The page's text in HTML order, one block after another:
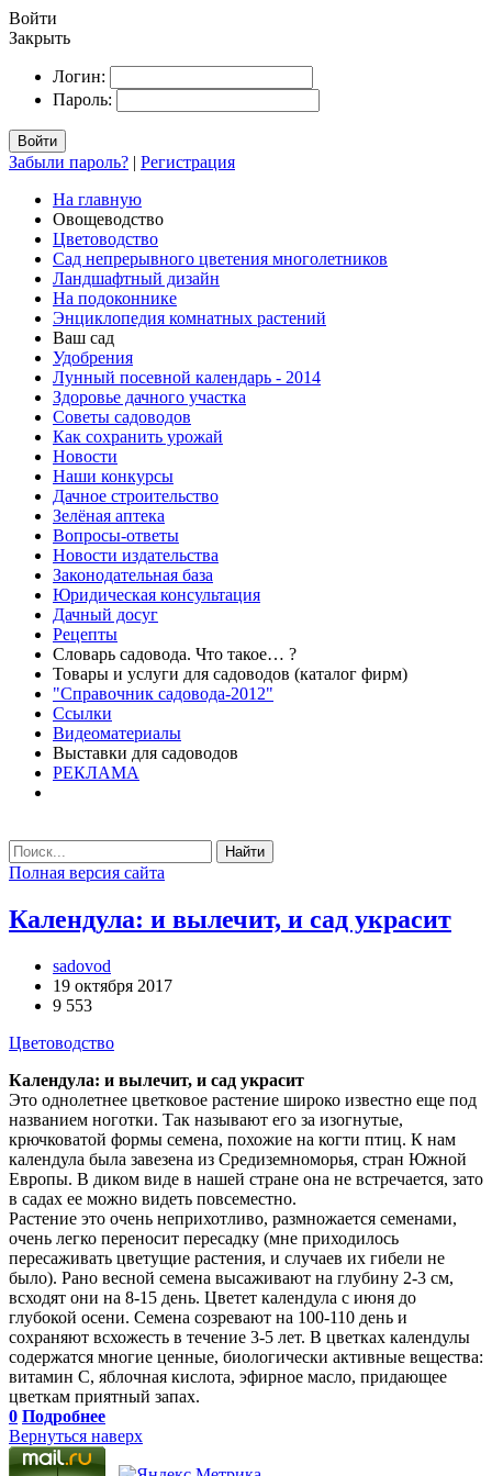
Войти
Закрыть
Логин:
Пароль:
Войти
Забыли пароль? | Регистрация
На главную
Овощеводство
Цветоводство
Сад непрерывного цветения многолетников
Ландшафтный дизайн
На подоконнике
Энциклопедия комнатных растений
Ваш сад
Удобрения
Лунный посевной календарь - 2014
Здоровье дачного участка
Советы садоводов
Как сохранить урожай
Новости
Наши конкурсы
Дачное строительство
Зелёная аптека
Вопросы-ответы
Новости издательства
Законодательная база
Юридическая консультация
Дачный досуг
Рецепты
Словарь садовода. Что такое… ?
Товары и услуги для садоводов (каталог фирм)
"Справочник садовода-2012"
Ссылки
Видеоматериалы
Выставки для садоводов
РЕКЛАМА
Найти
Полная версия сайта
Календула: и вылечит, и сад украсит
sadovod
19 октября 2017
9 553
Цветоводство
Календула: и вылечит, и сад украсит
Это однолетнее цветковое растение широко известно еще под
названием ноготки. Так называют его за изогнутые,
крючковатой формы семена, похожие на когти птиц. К нам
календула была завезена из Средиземноморья, стран Южной
Европы. В диком виде в нашей стране она не встречается, зато
в садах ее можно видеть повсеместно.
Растение это очень неприхотливо, размножается семенами,
очень легко переносит пересадку (мне приходилось
пересаживать цветущие растения, и случаев их гибели не
было). Рано весной семена высаживают на глубину 2-3 см,
всходят они на 8-15 день. Цветет календула с июня до
глубокой осени. Семена созревают на 100-110 день и
сохраняют всхожесть в течение 3-5 лет. В цветках календулы
содержатся многие ценные, биологически активные вещества:
витамин С, яблочная кислота, эфирное масло, придающее
цветкам приятный запах.
0 Подробнее
Вернуться наверх